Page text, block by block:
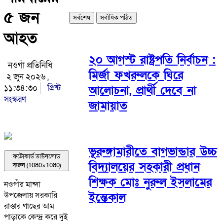
৫ জন
আহত
নওগাঁ প্রতিনিধি
২ জুন ২০২৬ ,
১১:৩৪:৩০
প্রিন্ট
সংস্করণ
ফটোকার্ড ডাউনলোড
করুন (1080×1080)
নওগাঁর মান্দা
উপজেলায় সরকারি
রাস্তার গাছের আম
পাড়াকে কেন্দ্র করে দুই
সর্বশেষ সর্বাধিক পঠিত
২০ আগস্ট রাষ্ট্রপতি নির্বাচন :
মির্জা ফখরুলকে ঘিরে
আলোচনা, প্রার্থী দেবে না
জামায়াত
ভূরুঙ্গামারীতে বাগভান্ডার উচ্চ
বিদ্যালয়ের সহকারী প্রধান
শিক্ষক মোঃ নুরুল ইসলামের
ইন্তেকাল